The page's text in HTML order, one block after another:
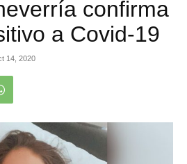
confirma
a Covid-19
14, 2020